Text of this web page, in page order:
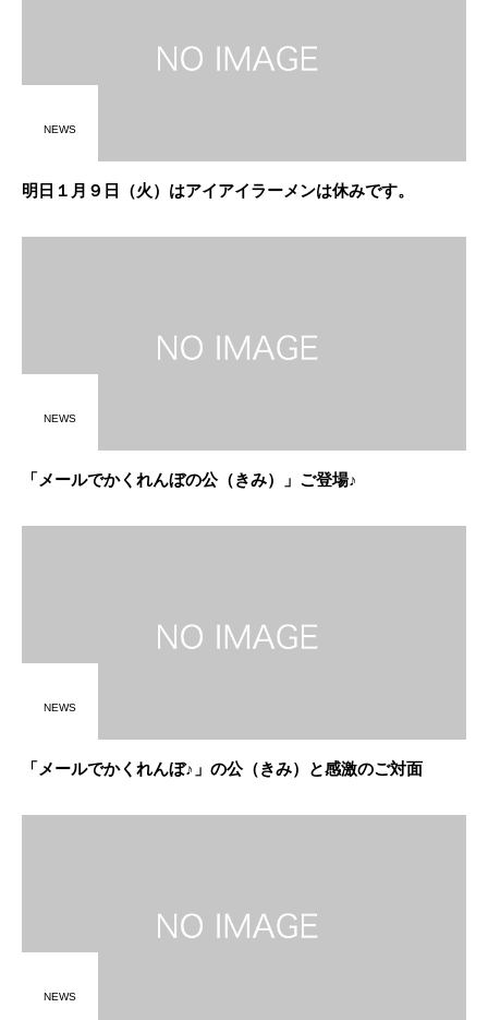
NEWS
明日１月９日（火）はアイアイラーメンは休みです。
NEWS
「メールでかくれんぼの公（きみ）」ご登場♪
NEWS
「メールでかくれんぼ♪」の公（きみ）と感激のご対面
NEWS